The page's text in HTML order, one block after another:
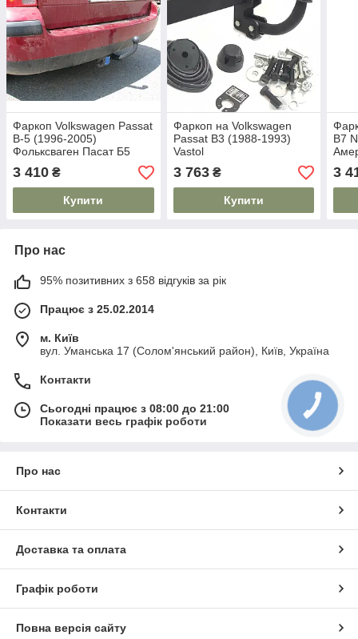
Фаркоп Volkswagen Passat
B-5 (1996-2005)
Фольксваген Пасат Б5
3 410 ₴
Купити
Фаркоп на Volkswagen
Passat B3 (1988-1993)
Vastol
3 763₴
Купити
B7
3
Про нас
95% позитивних з 658 відгуків за рік
Працює з 25.02.2014
м. Київ
вул. Уманська 17 (Солом'янський район), Київ, Україна
Контакти
Сьогодні працює з 08:00 до 21:00
Показати весь графік роботи
Про нас
Контакти
Доставка та оплата
Графік роботи
Повна версія сайту